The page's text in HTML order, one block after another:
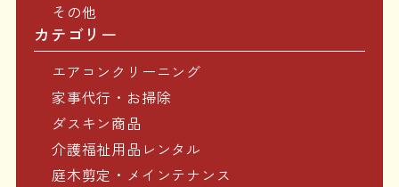
その他
カテゴリー
エアコンクリーニング
家事代行・お掃除
ダスキン商品
介護福祉用品レンタル
庭木剪定・メインテナンス